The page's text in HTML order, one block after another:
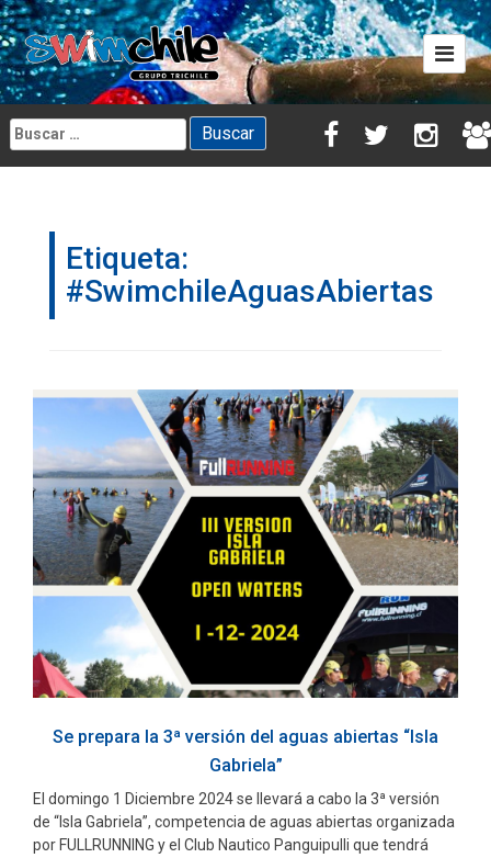
Skip
to
content
Buscar:
Etiqueta:
#SwimchileAguasAbiertas
Se prepara la 3ª versión del aguas abiertas “Isla
Gabriela”
El domingo 1 Diciembre 2024 se llevará a cabo la 3ª versión
de “Isla Gabriela”, competencia de aguas abiertas organizada
por FULLRUNNING y el Club Nautico Panguipulli que tendrá